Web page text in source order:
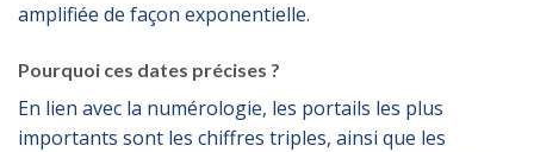
amplifiée de façon exponentielle.
Pourquoi ces dates précises ?
En lien avec la numérologie, les portails les plus
importants sont les chiffres triples, ainsi que les